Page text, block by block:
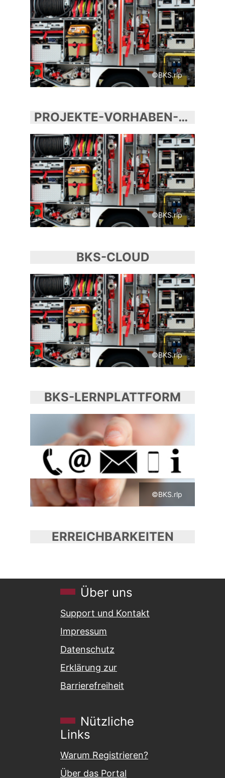
©BKS.rlp
PROJEKTE-VORHABEN-ZUKUNFT
©BKS.rlp
BKS-CLOUD
©BKS.rlp
BKS-LERNPLATTFORM
©BKS.rlp
ERREICHBARKEITEN
Über uns
Support und Kontakt
Impressum
Datenschutz
Erklärung zur
Barrierefreiheit
Nützliche
Links
Warum Registrieren?
Über das Portal